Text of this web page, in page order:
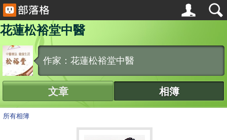
花蓮松裕堂中醫
作家：花蓮松裕堂中醫
文章 相簿
所有相簿